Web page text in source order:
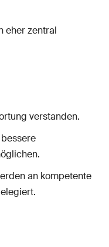
eher zentral
verstanden.
an kompetente